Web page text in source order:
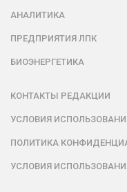
АНАЛИТИКА
ПРЕДПРИЯТИЯ ЛПК
БИОЭНЕРГЕТИКА
КОНТАКТЫ РЕДАКЦИИ
УСЛОВИЯ
ПОЛИТИКА
УСЛОВИЯ